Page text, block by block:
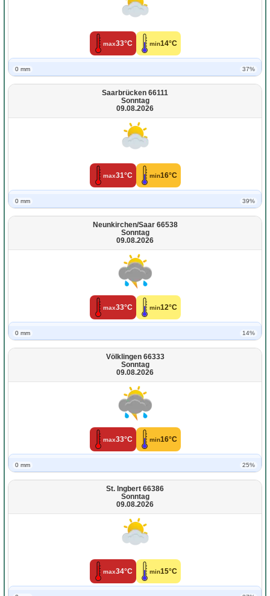
max33°C min14°C
0 mm 37%
Saarbrücken 66111
Sonntag
09.08.2026
max31°C min16°C
0 mm 39%
Neunkirchen/Saar 66538
Sonntag
09.08.2026
max33°C min12°C
0 mm 14%
Völklingen 66333
Sonntag
09.08.2026
max33°C min16°C
0 mm 25%
St. Ingbert 66386
Sonntag
09.08.2026
max34°C min15°C